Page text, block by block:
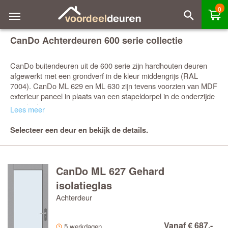
0
CanDo Achterdeuren 600 serie collectie
CanDo buitendeuren uit de 600 serie zijn hardhouten deuren
afgewerkt met een grondverf in de kleur middengrijs (RAL
7004). CanDo ML 629 en ML 630 zijn tevens voorzien van MDF
exterieur paneel in plaats van een stapeldorpel in de onderzijde
van de deur.
Maak je voordeur compleet met CanDo deurbeslag
pakketten
CanDo heeftbuitendeurbeslagpakkettenontwikkeld die je direct
driepuntsluitingdan direct in de deur, levert 3 sterren
veiligheidsdeurbeslag mee. Alles past precies, snelle montage
met uitstekende kwaliteit.
Extra bewerkingen naar wens
buitendeuren
slotgatop standaard hoogte, een tochtvaldorpelof een
Lees meer
Selecteer een deur en bekijk de details.
CanDo ML 627 Gehard
isolatieglas
Achterdeur
Vanaf € 687,-